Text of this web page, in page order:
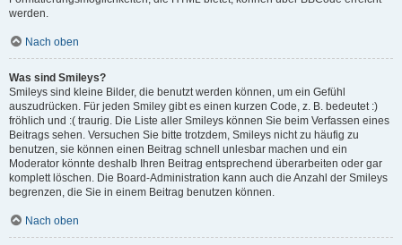
werden.
Nach oben
Was sind Smileys?
Smileys sind kleine Bilder, die benutzt werden können, um ein Gefühl
auszudrücken. Für jeden Smiley gibt es einen kurzen Code, z. B. bedeutet :)
fröhlich und :( traurig. Die Liste aller Smileys können Sie beim Verfassen eines
Beitrags sehen. Versuchen Sie bitte trotzdem, Smileys nicht zu häufig zu
benutzen, sie können einen Beitrag schnell unlesbar machen und ein
Moderator könnte deshalb Ihren Beitrag entsprechend überarbeiten oder gar
komplett löschen. Die Board-Administration kann auch die Anzahl der Smileys
begrenzen, die Sie in einem Beitrag benutzen können.
Nach oben